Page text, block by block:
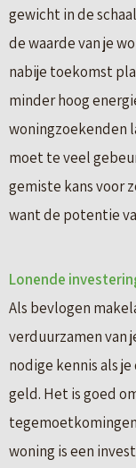
gewicht in de
de waarde van je
nabije toekomst
minder hoog
woningzoekenden
moet te veel
gemiste kans voor
want de potentie
Lonende
Als bevlogen
verduurzamen van
nodige kennis als
geld. Het is goed
woning is een